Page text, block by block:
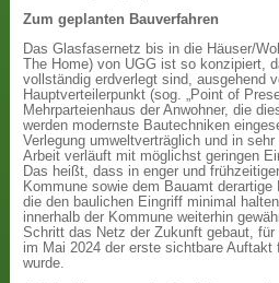
Zum geplanten Bauverfahren
Das Glasfasernetz bis in die Häuser/
The Home) von UGG ist so konzipiert,
vollständig erdverlegt sind, ausgehend
Hauptverteilerpunkt (sog. „Point of
Mehrparteienhaus der Anwohner, die
werden modernste Bautechniken
Verlegung umweltverträglich und in
Arbeit verläuft mit möglichst geringen
Das heißt, dass in enger und
Kommune sowie dem Bauamt derartige
die den baulichen Eingriff minimal
innerhalb der Kommune weiterhin
Schritt das Netz der Zukunft gebaut,
im Mai 2024 der erste sichtbare Auftakt
wurde.